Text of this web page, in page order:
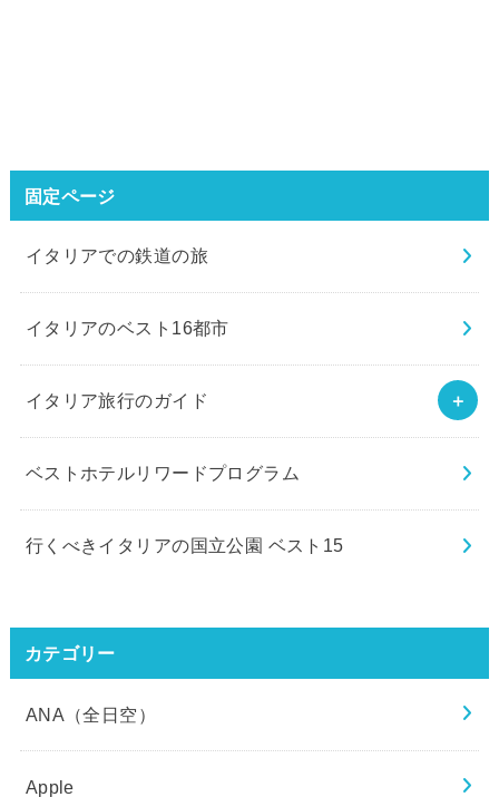
固定ページ
イタリアでの鉄道の旅
イタリアのベスト16都市
イタリア旅行のガイド
ベストホテルリワードプログラム
行くべきイタリアの国立公園 ベスト15
カテゴリー
ANA（全日空）
Apple